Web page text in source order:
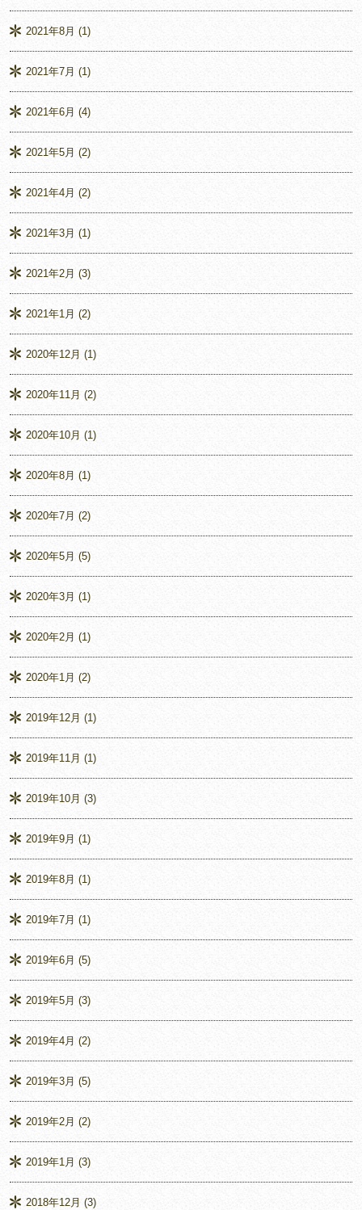
2021年8月 (1)
2021年7月 (1)
2021年6月 (4)
2021年5月 (2)
2021年4月 (2)
2021年3月 (1)
2021年2月 (3)
2021年1月 (2)
2020年12月 (1)
2020年11月 (2)
2020年10月 (1)
2020年8月 (1)
2020年7月 (2)
2020年5月 (5)
2020年3月 (1)
2020年2月 (1)
2020年1月 (2)
2019年12月 (1)
2019年11月 (1)
2019年10月 (3)
2019年9月 (1)
2019年8月 (1)
2019年7月 (1)
2019年6月 (5)
2019年5月 (3)
2019年4月 (2)
2019年3月 (5)
2019年2月 (2)
2019年1月 (3)
2018年12月 (3)